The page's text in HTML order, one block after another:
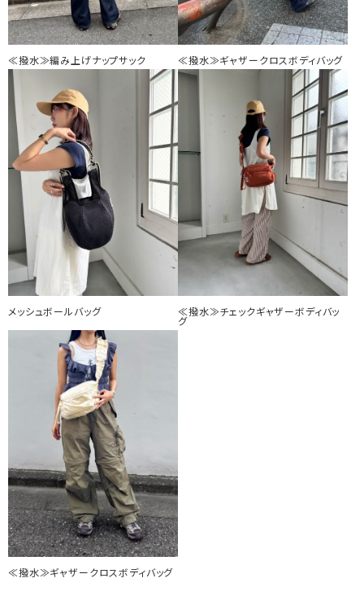
≪撥水≫編み上げナップサック ≪撥水≫ギャザークロスボディバッグ
メッシュボールバッグ
≪撥水≫チェックギャザーボディバッ
グ
≪撥水≫ギャザークロスボディバッグ